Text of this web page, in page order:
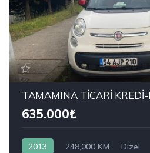
635.000₺
2013 248,000 KM Dizel